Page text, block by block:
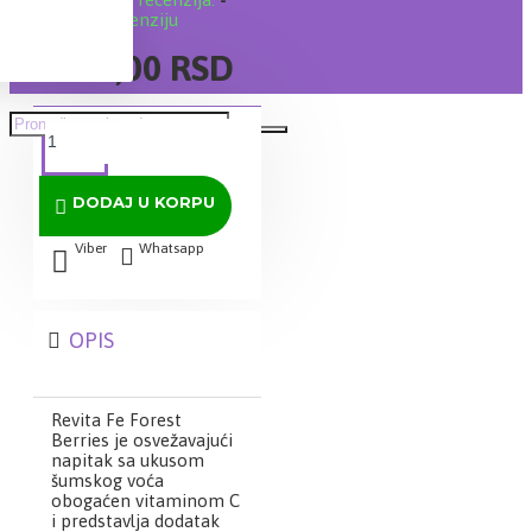
Napišite recenziju
1.891,00 RSD
DODAJ U KORPU
Viber Whatsapp
OPIS
Revita Fe Forest
Berries je osvežavajući
napitak sa ukusom
šumskog voća
obogaćen vitaminom C
i predstavlja dodatak